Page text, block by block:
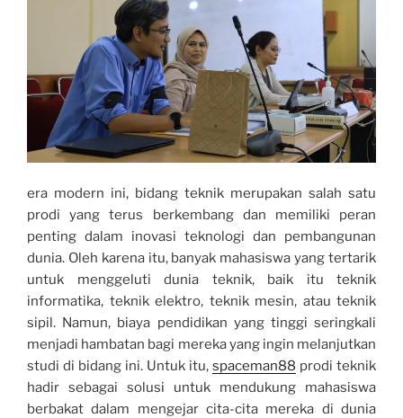
era modern ini, bidang teknik merupakan salah satu
prodi yang terus berkembang dan memiliki peran
penting dalam inovasi teknologi dan pembangunan
dunia. Oleh karena itu, banyak mahasiswa yang tertarik
untuk menggeluti dunia teknik, baik itu teknik
informatika, teknik elektro, teknik mesin, atau teknik
sipil. Namun, biaya pendidikan yang tinggi seringkali
menjadi hambatan bagi mereka yang ingin melanjutkan
studi di bidang ini. Untuk itu, spaceman88 prodi teknik
hadir sebagai solusi untuk mendukung mahasiswa
berbakat dalam mengejar cita-cita mereka di dunia